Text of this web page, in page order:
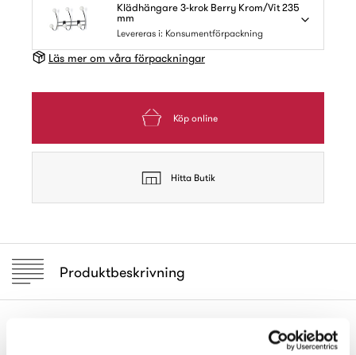
Klädhängare 3-krok Berry Krom/Vit 235
mm
Levereras i: Konsumentförpackning
Läs mer om våra förpackningar
Köp online
Hitta Butik
Produktbeskrivning
Krokrad av förkromat stål med vita knoppar av porslin.